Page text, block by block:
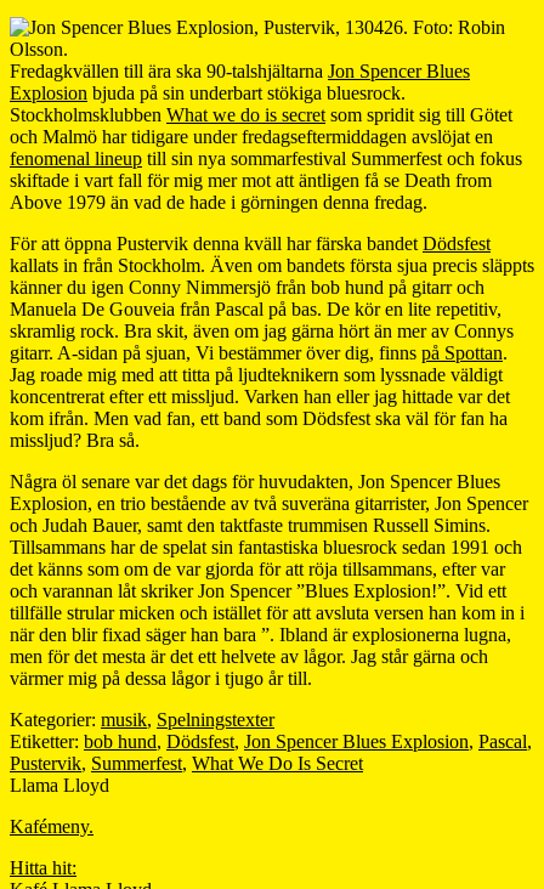
Fredagkvällen till ära ska 90-talshjältarna Jon Spencer Blues
Explosion bjuda på sin underbart stökiga bluesrock.
Stockholmsklubben What we do is secret som spridit sig till Götet
och Malmö har tidigare under fredagseftermiddagen avslöjat en
fenomenal lineup till sin nya sommarfestival Summerfest och fokus
skiftade i vart fall för mig mer mot att äntligen få se Death from
Above 1979 än vad de hade i görningen denna fredag.
För att öppna Pustervik denna kväll har färska bandet Dödsfest
kallats in från Stockholm. Även om bandets första sjua precis släppts
känner du igen Conny Nimmersjö från bob hund på gitarr och
Manuela De Gouveia från Pascal på bas. De kör en lite repetitiv,
skramlig rock. Bra skit, även om jag gärna hört än mer av Connys
gitarr. A-sidan på sjuan, Vi bestämmer över dig, finns på Spottan.
Jag roade mig med att titta på ljudteknikern som lyssnade väldigt
koncentrerat efter ett missljud. Varken han eller jag hittade var det
kom ifrån. Men vad fan, ett band som Dödsfest ska väl för fan ha
missljud? Bra så.
Några öl senare var det dags för huvudakten, Jon Spencer Blues
Explosion, en trio bestående av två suveräna gitarrister, Jon Spencer
och Judah Bauer, samt den taktfaste trummisen Russell Simins.
Tillsammans har de spelat sin fantastiska bluesrock sedan 1991 och
det känns som om de var gjorda för att röja tillsammans, efter var
och varannan låt skriker Jon Spencer ”Blues Explosion!”. Vid ett
tillfälle strular micken och istället för att avsluta versen han kom in i
när den blir fixad säger han bara ”. Ibland är explosionerna lugna,
men för det mesta är det ett helvete av lågor. Jag står gärna och
värmer mig på dessa lågor i tjugo år till.
Kategorier: musik, Spelningstexter
Etiketter: bob hund, Dödsfest, Jon Spencer Blues Explosion, Pascal,
Pustervik, Summerfest, What We Do Is Secret
Llama Lloyd
Kafémeny.
Hitta hit: